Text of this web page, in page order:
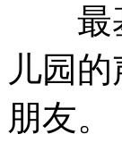
最基
儿园
朋友。